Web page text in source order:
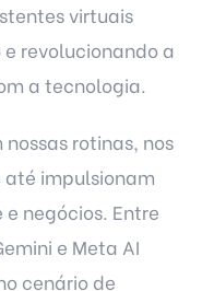
virtuais
revolucionando a
a tecnologia.
rotinas, nos
até impulsionam
negócios. Entre
e Meta AI
cenário de